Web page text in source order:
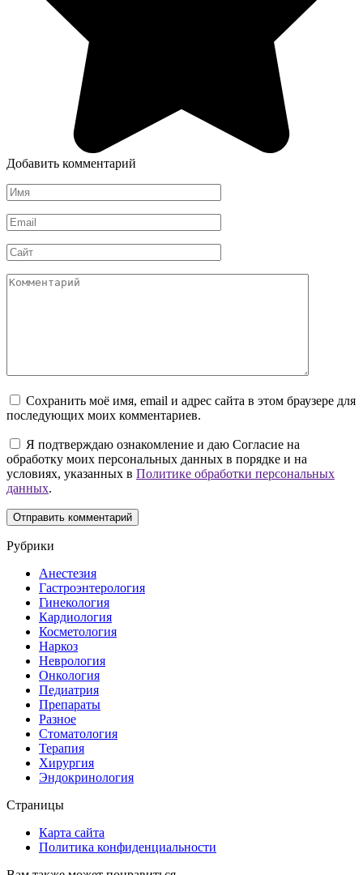
Добавить комментарий
Имя
*
Email
*
Сайт
Комментарий
Сохранить моё имя, email и адрес сайта в этом браузере для
последующих моих комментариев.
Я подтверждаю ознакомление и даю Согласие на
обработку моих персональных данных в порядке и на
условиях, указанных в Политике обработки персональных
данных.
Рубрики
Анестезия
Гастроэнтерология
Гинекология
Кардиология
Косметология
Наркоз
Неврология
Онкология
Педиатрия
Препараты
Разное
Стоматология
Терапия
Хирургия
Эндокринология
Страницы
Карта сайта
Политика конфиденциальности